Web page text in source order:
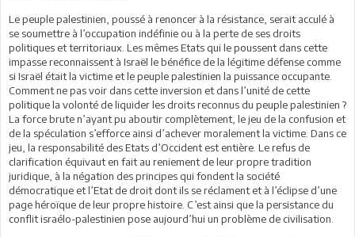
Le peuple palestinien, poussé à renoncer à la résistance, serait acculé à
se soumettre à l’occupation indéfinie ou à la perte de ses droits
politiques et territoriaux. Les mêmes Etats qui le poussent dans cette
impasse reconnaissent à Israël le bénéfice de la légitime défense comme
si Israël était la victime et le peuple palestinien la puissance occupante.
Comment ne pas voir dans cette inversion et dans l’unité de cette
politique la volonté de liquider les droits reconnus du peuple palestinien ?
La force brute n’ayant pu aboutir complètement, le jeu de la confusion et
de la spéculation s’efforce ainsi d’achever moralement la victime. Dans ce
jeu, la responsabilité des Etats d’Occident est entière. Le refus de
clarification équivaut en fait au reniement de leur propre tradition
juridique, à la négation des principes qui fondent la société
démocratique et l’Etat de droit dont ils se réclament et à l’éclipse d’une
page héroïque de leur propre histoire. C’est ainsi que la persistance du
conflit israélo-palestinien pose aujourd’hui un problème de civilisation.